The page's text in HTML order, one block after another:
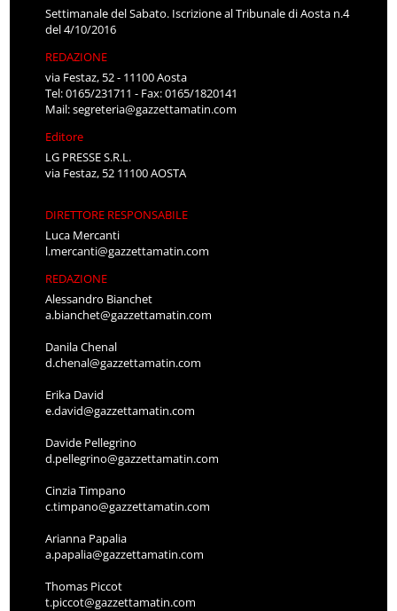
Settimanale del Sabato. Iscrizione al Tribunale di Aosta n.4
del 4/10/2016
REDAZIONE
via Festaz, 52 - 11100 Aosta
Tel: 0165/231711 - Fax: 0165/1820141
Mail:segreteria@gazzettamatin.com
Editore
LG PRESSE S.R.L.
via Festaz, 52 11100 AOSTA
DIRETTORE RESPONSABILE
Luca Mercanti
l.mercanti@gazzettamatin.com
REDAZIONE
Alessandro Bianchet
a.bianchet@gazzettamatin.com
Danila Chenal
d.chenal@gazzettamatin.com
Erika David
e.david@gazzettamatin.com
Davide Pellegrino
d.pellegrino@gazzettamatin.com
Cinzia Timpano
c.timpano@gazzettamatin.com
Arianna Papalia
a.papalia@gazzettamatin.com
Thomas Piccot
t.piccot@gazzettamatin.com